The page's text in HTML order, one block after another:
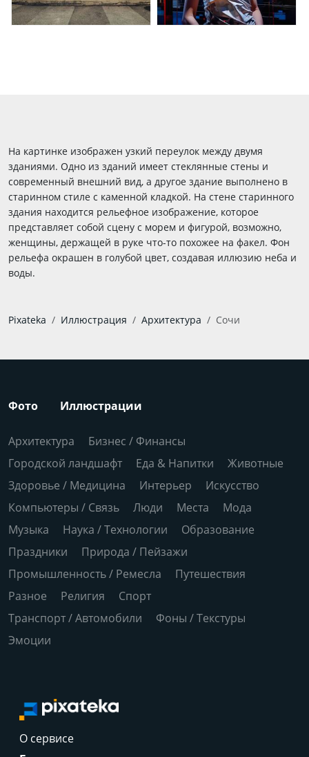
На картинке изображен узкий переулок между двумя
зданиями. Одно из зданий имеет стеклянные стены и
современный внешний вид, а другое здание выполнено в
старинном стиле с каменной кладкой. На стене старинного
здания находится рельефное изображение, которое
представляет собой сцену с морем и фигурой, возможно,
женщины, держащей в руке что-то похожее на факел. Фон
рельефа окрашен в голубой цвет, создавая иллюзию неба и
воды.
Pixateka Иллюстрация Архитектура Сочи
Фото Иллюстрации
Архитектура
Бизнес / Финансы
Городской ландшафт
Еда & Напитки
Животные
Здоровье / Медицина
Интерьер
Искусство
Компьютеры / Связь
Люди Места
Мода
Музыка
Наука / Технологии
Образование
Праздники
Природа / Пейзажи
Промышленность / Ремесла
Путешествия
Разное
Религия
Спорт
Транспорт / Автомобили
Фоны / Текстуры
Эмоции
О сервисе